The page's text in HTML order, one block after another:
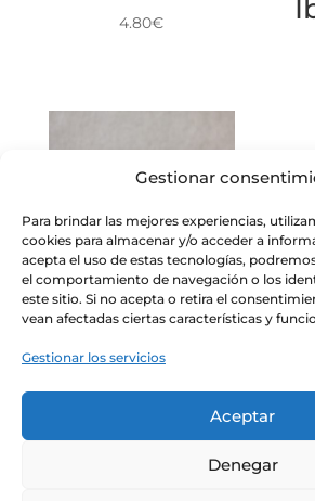
Gestionar
Para brindar las mejores experiencias,
cookies para almacenar y/o acceder a
acepta el uso de estas tecnologías,
el comportamiento de navegación o los
este sitio. Si no acepta o retira el
vean afectadas ciertas características y
Gestionar los servicios
Aceptar
Denegar
4.80€
Mermelada
de Naranja
Tarongina